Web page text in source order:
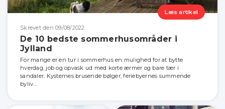
Læs artikel
Skrevet den 09/08/2022
De 10 bedste sommerhusområder i
Jylland
For mange er en tur i sommerhus en mulighed for at bytte
hverdag, job og opvask ud med korte ærmer og bare tær i
sandaler. Kysternes brusende bølger, feriebyernes summende
byliv...